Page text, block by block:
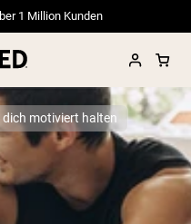
1 Million Kunden
motiviert halten